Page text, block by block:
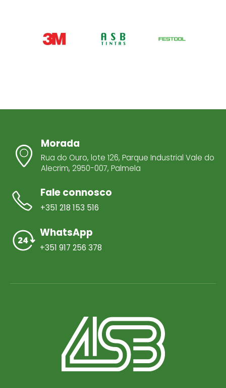
Morada
Rua do Ouro, lote 126, Parque Industrial Vale do
Alecrim, 2950-007, Palmela
Fale connosco
+351 218 153 516
WhatsApp
+351 917 256 378